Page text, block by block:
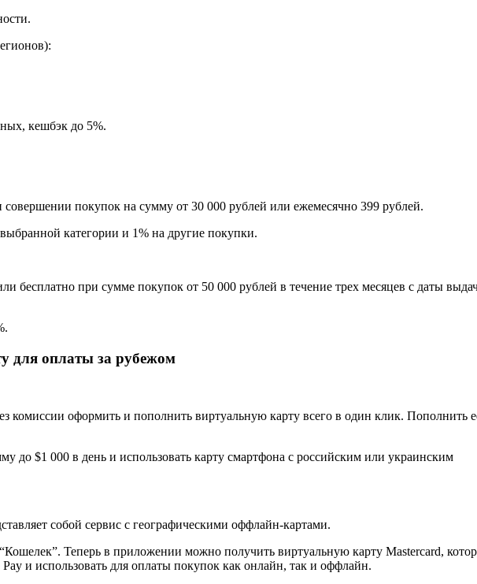
кешбэк до 5%.
покупок на сумму от 30 000 рублей или ежемесячно 399 рублей.
категории и 1% на другие покупки.
бесплатно при сумме покупок от 50 000 рублей в течение трех месяцев с даты
для оплаты за рубежом
комиссии оформить и пополнить виртуальную карту всего в один клик. Пополнить
до $1 000 в день и использовать карту смартфона с российским или украинским
собой сервис с географическими оффлайн-картами.
Теперь в приложении можно получить виртуальную карту Mastercard,
и использовать для оплаты покупок как онлайн, так и оффлайн.